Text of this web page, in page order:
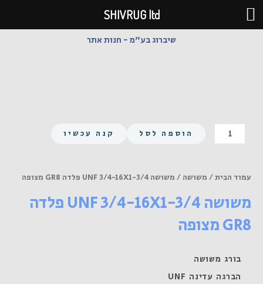
דילוג
לתוכן
שיברוג בע"מ - חנות אתר
כמות
של
16X1-
פלדה
מצופה
הוספה לסל קנה עכשיו
עמוד הבית/ משושה / משושה UNF 3/4-16X1-3/4 פלדה GR8 מצופה
משושה UNF 3/4-16X1-3/4 פלדה
GR8 מצופה
בורג משושה
הברגה עדינה UNF
SHIVRUG ltd